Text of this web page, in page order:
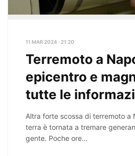
11 MAR 2024 · 21:20
Terremoto a
epicentro e
tutte le
Altra forte scossa di terremoto a
terra è tornata a tremare
gente. Poche ore…